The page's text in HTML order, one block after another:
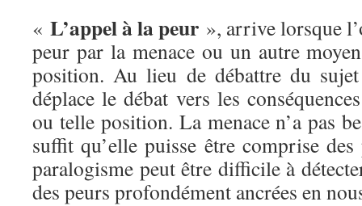
« L’appel à la peur », arrive lorsque
peur par la menace ou un autre
position. Au lieu de débattre du
déplace le débat vers les
ou telle position. La menace n’a pas
suffit qu’elle puisse être comprise
paralogisme peut être difficile à
des peurs profondément ancrées en